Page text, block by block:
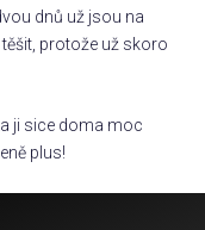
dnů už jsou na
protože už skoro
ji sice doma moc
plus!